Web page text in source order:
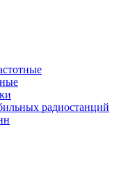
радиостанций